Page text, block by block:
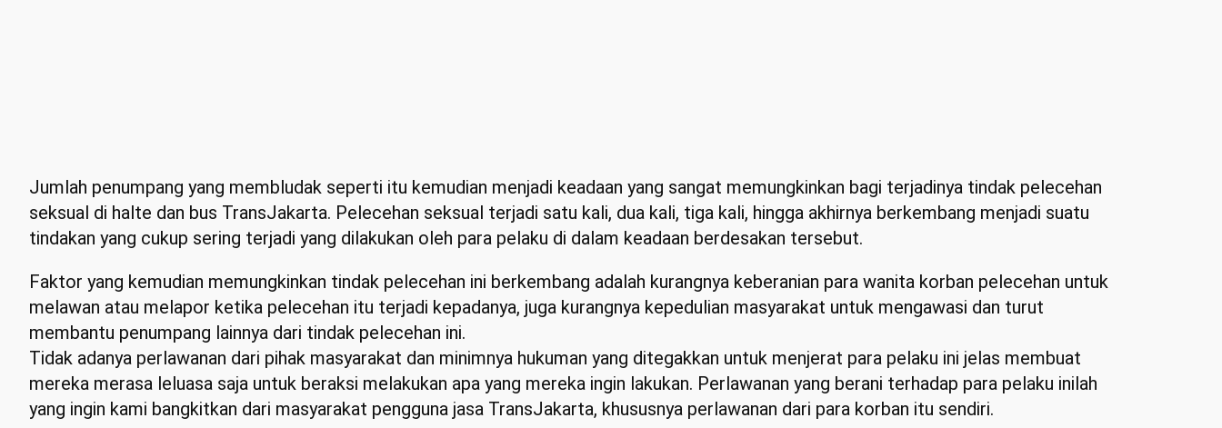
Jumlah penumpang yang membludak seperti itu kemudian menjadi keadaan yang sangat memungkinkan bagi terjadinya tindak pelecehan
seksual di halte dan bus TransJakarta. Pelecehan seksual terjadi satu kali, dua kali, tiga kali, hingga akhirnya berkembang menjadi suatu
tindakan yang cukup sering terjadi yang dilakukan oleh para pelaku di dalam keadaan berdesakan tersebut.
Faktor yang kemudian memungkinkan tindak pelecehan ini berkembang adalah kurangnya keberanian para wanita korban pelecehan untuk
melawan atau melapor ketika pelecehan itu terjadi kepadanya, juga kurangnya kepedulian masyarakat untuk mengawasi dan turut
membantu penumpang lainnya dari tindak pelecehan ini.
Tidak adanya perlawanan dari pihak masyarakat dan minimnya hukuman yang ditegakkan untuk menjerat para pelaku ini jelas membuat
mereka merasa leluasa saja untuk beraksi melakukan apa yang mereka ingin lakukan. Perlawanan yang berani terhadap para pelaku inilah
yang ingin kami bangkitkan dari masyarakat pengguna jasa TransJakarta, khususnya perlawanan dari para korban itu sendiri.